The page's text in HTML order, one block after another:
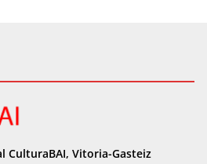
CulturaBAI, Vitoria-Gasteiz